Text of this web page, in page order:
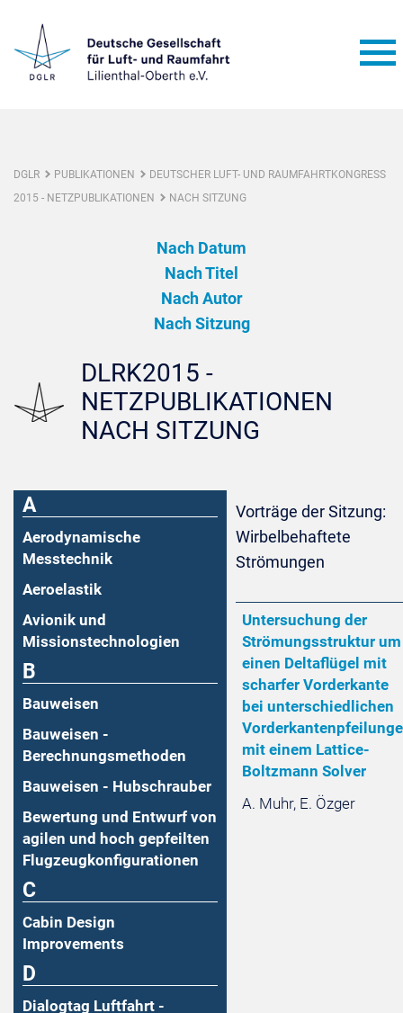
DGLR PUBLIKATIONEN
DEUTSCHER LUFT- UND RAUMFAHRTKONGRESS
2015 - NETZPUBLIKATIONEN
NACH SITZUNG
Nach Datum
Nach Titel
Nach Autor
Nach Sitzung
DLRK2015 -
NETZPUBLIKATIONEN
NACH SITZUNG
A
Aerodynamische
Messtechnik
Aeroelastik
Avionik und
Missionstechnologien
B
Bauweisen
Bauweisen -
Berechnungsmethoden
Bauweisen - Hubschrauber
Bewertung und Entwurf von
agilen und hoch gepfeilten
Flugzeugkonfigurationen
C
Cabin Design
Improvements
D
Dialogtag Luftfahrt -
Vorträge der Sitzung:
Wirbelbehaftete
Strömungen
Untersuchung der
Strömungsstruktur um
einen Deltaflügel mit
scharfer Vorderkante
bei unterschiedlichen
mit einem Lattice-
Boltzmann Solver
A. Muhr, E. Özger